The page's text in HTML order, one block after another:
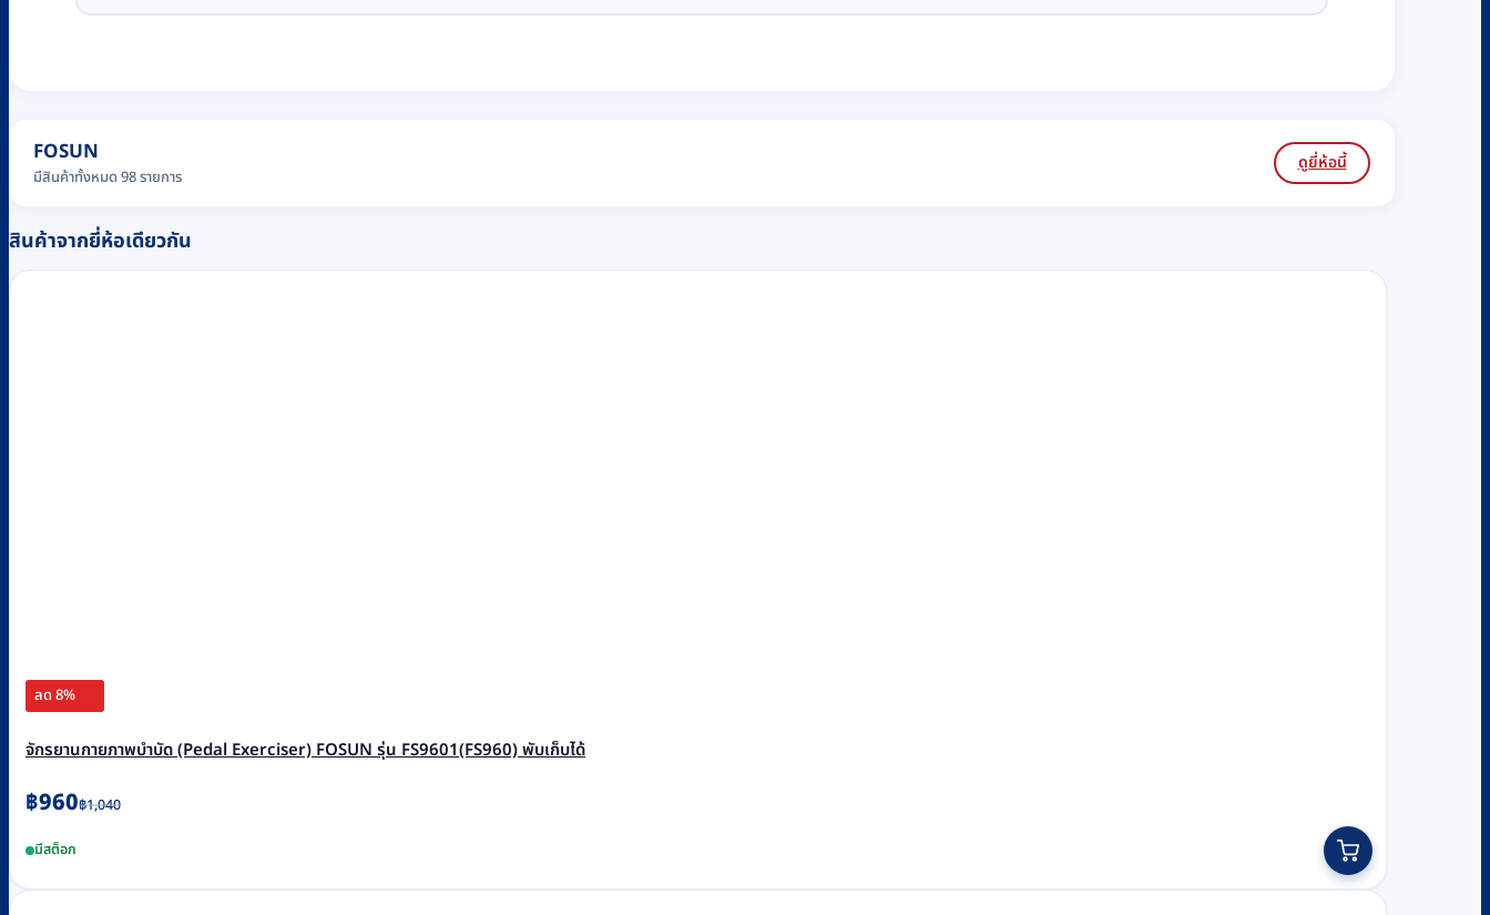
FOSUN
มีสินค้าทั้งหมด 98 รายการ
ดูยี่ห้อนี้
สินค้าจากยี่ห้อเดียวกัน
ลด 8%
จักรยานกายภาพบำบัด (Pedal Exerciser) FOSUN รุ่น FS9601(FS960) พับเก็บได้
฿1,040
Original
price
was:
฿1,040.
฿960
Current
price
is:
฿960.
มีสต็อก